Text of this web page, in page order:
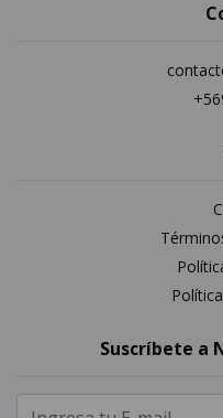
Suscríbete a